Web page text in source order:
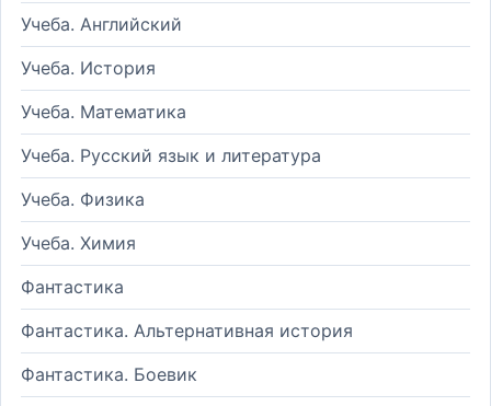
Учеба. Английский
Учеба. История
Учеба. Математика
Учеба. Русский язык и литература
Учеба. Физика
Учеба. Химия
Фантастика
Фантастика. Альтернативная история
Фантастика. Боевик